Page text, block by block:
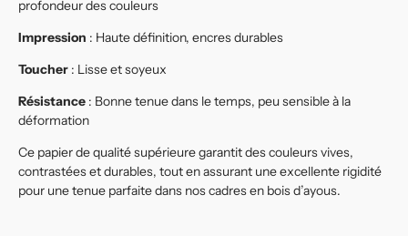
profondeur des couleurs
Impression : Haute définition, encres durables
Toucher : Lisse et soyeux
Résistance : Bonne tenue dans le temps, peu sensible à la
déformation
Ce papier de qualité supérieure garantit des couleurs vives,
contrastées et durables, tout en assurant une excellente rigidité
pour une tenue parfaite dans nos cadres en bois d’ayous.